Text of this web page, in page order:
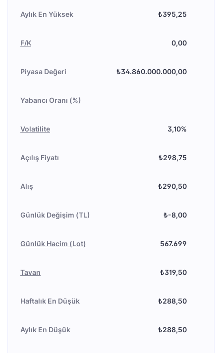
Aylık En Yüksek ₺395,25
F/K 0,00
Piyasa Değeri ₺34.860.000.000,00
Yabancı Oranı (%)
Volatilite 3,10%
Açılış Fiyatı ₺298,75
Alış ₺290,50
Günlük Değişim (TL) ₺-8,00
Günlük Hacim (Lot) 567.699
Tavan ₺319,50
Haftalık En Düşük ₺288,50
Aylık En Düşük ₺288,50